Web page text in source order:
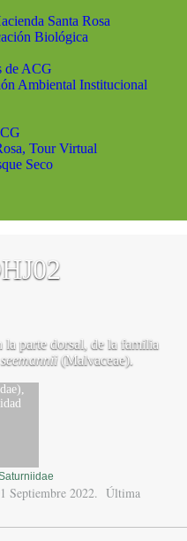
Santa Rosa
Biológica
de ACG
Ambiental Institucional
Tour Virtual
Seco
la parte dorsal, de la familia
(Malvaceae).
Septiembre 2022. Última